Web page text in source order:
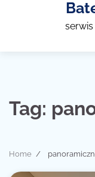
Tag:
Home